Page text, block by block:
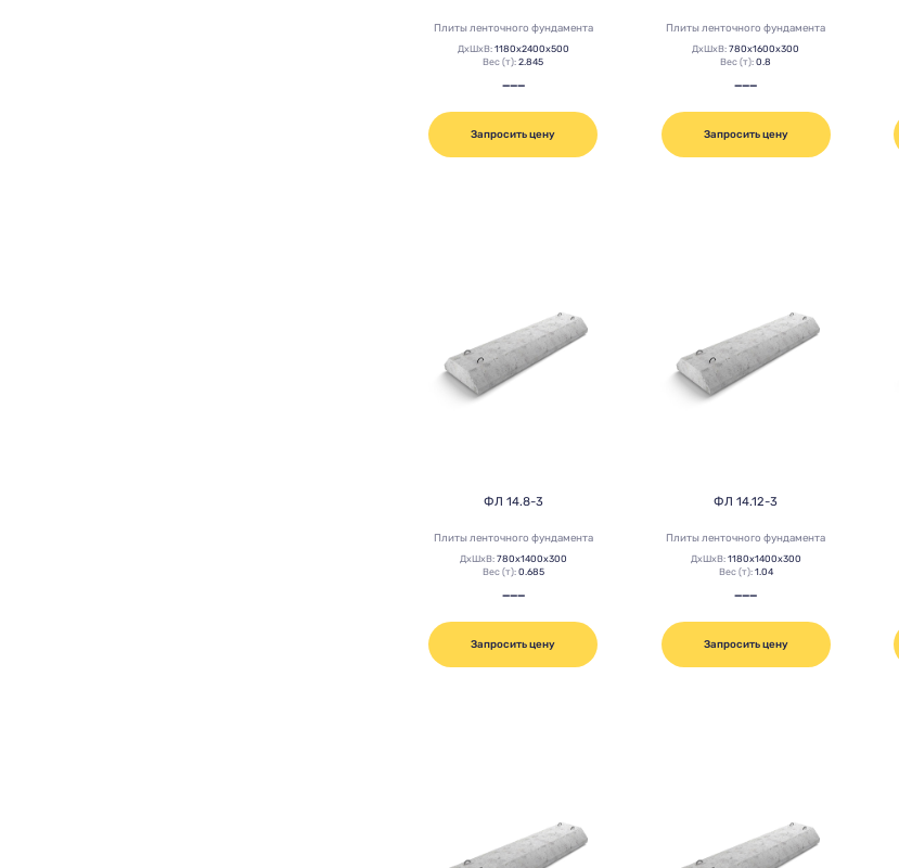
Плиты ленточного фундамента
ДхШхВ: 1180х2400х500
Вес (т):2.845
———
Запросить цену
Плиты ленточного фундамента
ДхШхВ:780х1600х300
Вес (т):0.8
———
Запросить цену
ФЛ 14.8-3
Плиты ленточного фундамента
ДхШхВ: 780х1400х300
Вес (т): 0.685
———
Запросить цену
ФЛ 14.12-3
Плиты ленточного фундамента
ДхШхВ: 1180х1400х300
Вес (т): 1.04
———
Запросить цену